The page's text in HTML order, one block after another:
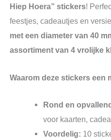
Hiep Hoera” stickers!
feestjes, cadeautjes en
met een diameter van 40
assortiment van 4 vrolijke
Waarom deze stickers een
Rond en
voor kaarten,
Voordelig: 10